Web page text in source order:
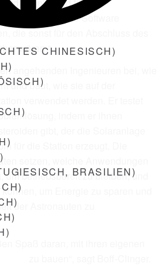
CHINESISCH)
)
)
)
)
)
BRASILIEN)
)
)
)
)
Elektronik und Software
die sonst für den Abschluss des
wären.“
angehenden Ingenieuren bei, wie
und baut, wie sie auf der
verwendet werden. Er testet
indem er ihnen
gibt, der die Solaranlage
für die Station erzeugt. Die
setzen, welche Anwendungen
betriebsbereit zu bleiben, und
um Energie zu sparen und
der Astronauten zu
Spaß daran, mit ihren eigenen
und zu bauen“, sagt Boff-Clinger.